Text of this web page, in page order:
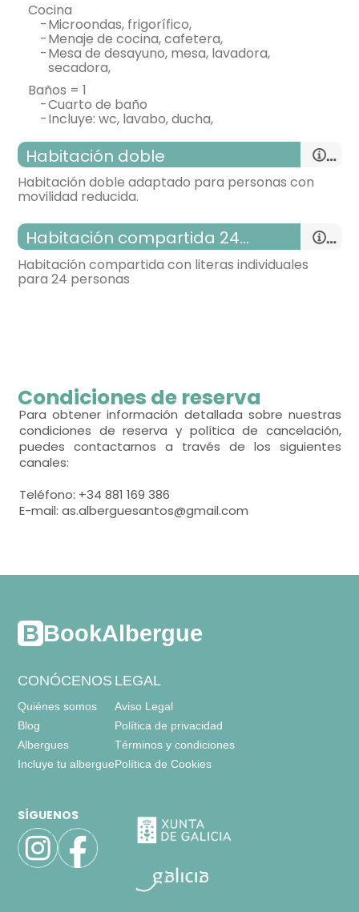
cocina
- microondas, frigorífico,
- menaje de cocina, cafetera,
-mesa de desayuno, mesa, lavadora,
secadora,
baños = 1
- cuarto de baño
- incluye: wc, lavabo, ducha,
Habitación doble
Habitación doble adaptado para personas con
movilidad reducida.
Habitación compartida 24 plazas
Habitación compartida con literas individuales
para 24 personas
habitación con varias camas
- cama litera para 2 personas = 12
Calefacción,
Condiciones de reserva
Para obtener información detallada sobre nuestras
condiciones de reserva y política de cancelación,
puedes contactarnos a través de los siguientes
canales:
Teléfono: +34 881 169 386
E-mail: as.alberguesantos@gmail.com
BookAlbergue
CONÓCENOS
Quiénes somos
Blog
Albergues
Incluye tu albergue
LEGAL
Aviso Legal
Política de privacidad
Términos y condiciones
Política de Cookies
SÍGUENOS